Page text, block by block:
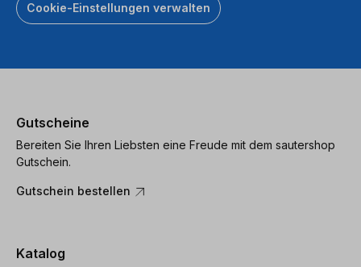
Cookie-Einstellungen verwalten
Gutscheine
Bereiten Sie Ihren Liebsten eine Freude mit dem sautershop
Gutschein.
Gutschein bestellen
Katalog